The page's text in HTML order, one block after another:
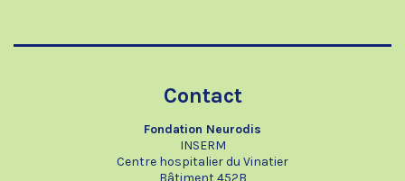
Contact
Fondation Neurodis
INSERM
Centre hospitalier du Vinatier